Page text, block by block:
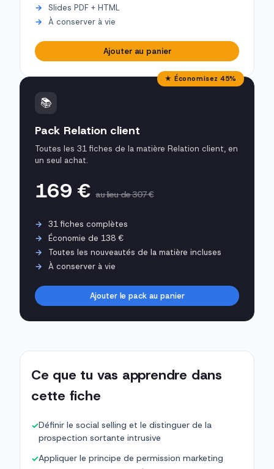
Slides PDF + HTML
À conserver à vie
Ajouter au panier
★ Économisez 45%
📚
Pack Relation client
Toutes les 31 fiches de la matière Relation client, en
un seul achat.
169 €au lieu de 307 €
31 fiches complètes
Économie de 138 €
Toutes les nouveautés de la matière incluses
À conserver à vie
Ajouter le pack au panier
Ce que tu vas apprendre dans
cette fiche
✓Définir le social selling et le distinguer de la
prospection sortante intrusive
✓Appliquer le principe de permission marketing